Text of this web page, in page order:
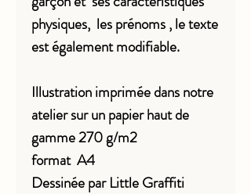
physiques, les prénoms , le texte
est également modifiable.
Illustration imprimée dans notre
atelier sur un papier haut de
gamme 270 g/m2
format A4
Dessinée par Little Graffiti